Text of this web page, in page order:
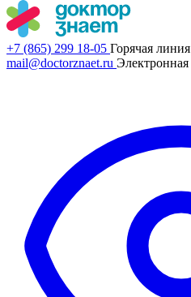
+7 (865) 299 18-05 Горячая линия
mail@doctorznaet.ru Электронная